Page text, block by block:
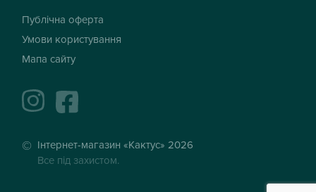
Публічна оферта
Умови користування
Мапа сайту
instagramfacebook
Інтернет-магазин «Кактус» 2026
Все під захистом.